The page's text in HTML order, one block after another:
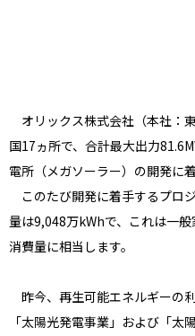
オリックス株式会社（本社：
国17ヵ所で、合計最大出力
電所（メガソーラー）の開発に
このたび開発に着手するプロ
量は9,048万kWhで、これは一
消費量に相当します。
昨今、再生可能エネルギーの
「太陽光発電事業」および「